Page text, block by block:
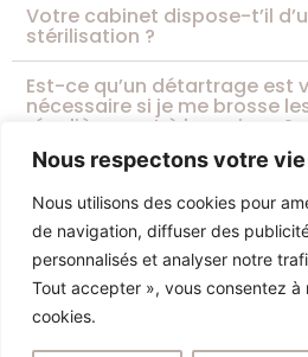
Nous respectons votre
Nous utilisons des cookies pour
de navigation, diffuser des
personnalisés et analyser notre
Tout accepter », vous consentez à
cookies.
Votre cabinet dispose-t’il
stérilisation ?
Est-ce qu’un détartrage est
nécessaire si je me brosse
régulièrement à la maison ?
Comment savoir si j'ai